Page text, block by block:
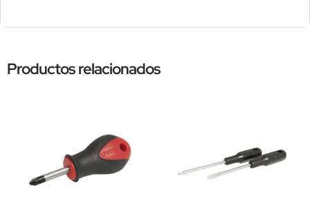
Productos relacionados